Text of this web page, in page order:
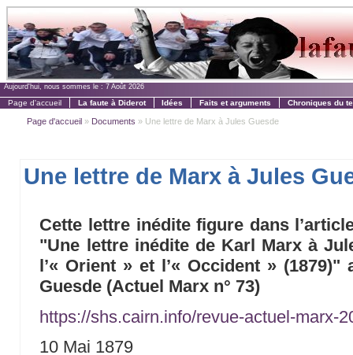
Aujourd'hui, nous sommes le : 7 Août 2026
Page d'accueil La faute à Diderot Idées Faits et arguments Chroniques du
Page d'accueil » Documents » Une lettre de Marx à Jules Guesde
Une lettre de Marx à Jules
Cette lettre inédite figure dans
"Une lettre inédite de Karl Marx à
l’« Orient » et l’« Occident »
Guesde (Actuel Marx n° 73)
https://shs.cairn.info/revue-actuel-marx-
10 Mai 1879